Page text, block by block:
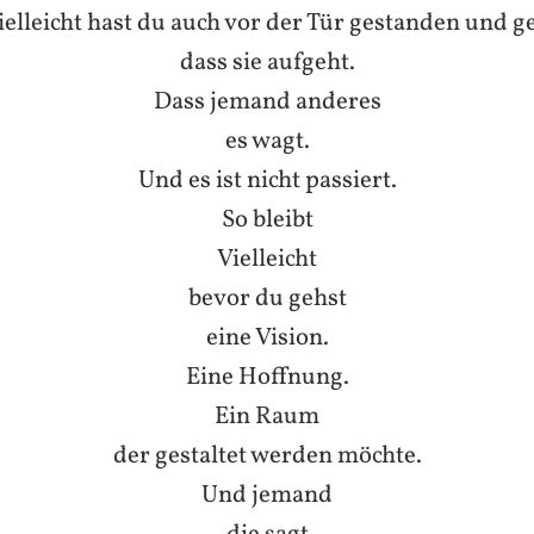
hast du auch vor der Tür gestanden und
dass sie aufgeht.
Dass jemand anderes
es wagt.
Und es ist nicht passiert.
So bleibt
Vielleicht
bevor du gehst
eine Vision.
Eine Hoffnung.
Ein Raum
der gestaltet werden möchte.
Und jemand